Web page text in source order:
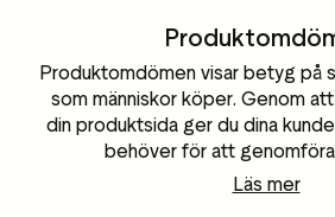
Produktomdömen visar betyg på
som människor köper. Genom
din produktsida ger du dina
behöver för att
Läs mer